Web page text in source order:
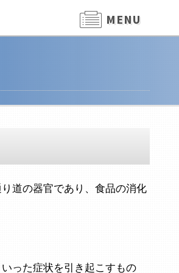
MENU
道の器官であり、食品の消化
った症状を引き起こすもの